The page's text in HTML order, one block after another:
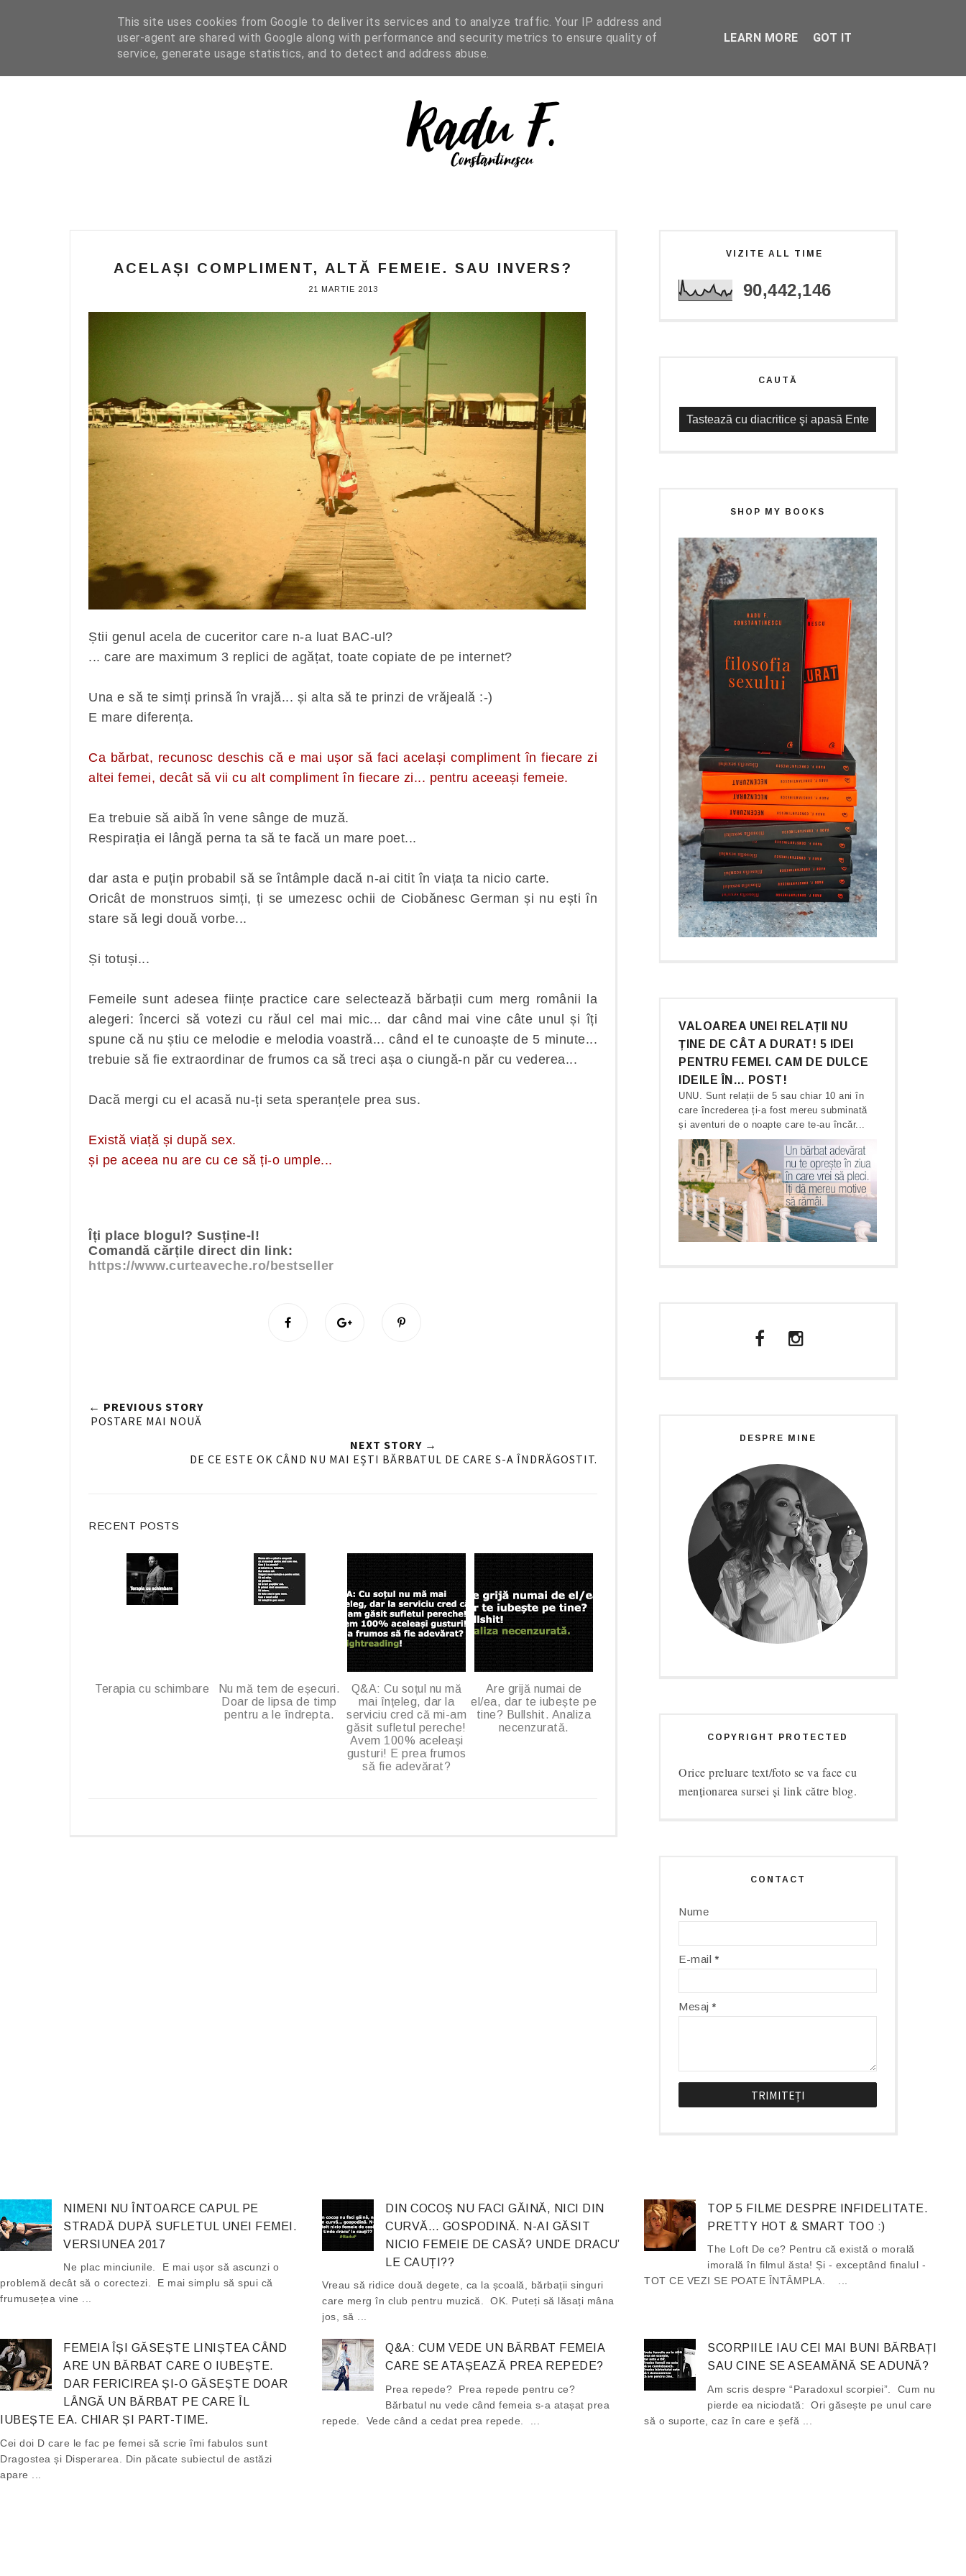
I WANT YOUR TEXT COFFEE READING NIGHT READING ENGLISH SHOP
ACELAȘI COMPLIMENT, ALTĂ FEMEIE. SAU INVERS?
21 MARTIE 2013
Știi genul acela de cuceritor care n-a luat BAC-ul?
... care are maximum 3 replici de agățat, toate copiate de pe internet?
Una e să te simți prinsă în vrajă... și alta să te prinzi de vrăjeală :-)
E mare diferența.
Ca bărbat, recunosc deschis că e mai ușor să faci același compliment în fiecare zi
altei femei, decât să vii cu alt compliment în fiecare zi... pentru aceeași femeie.
Ea trebuie să aibă în vene sânge de muză.
Respirația ei lângă perna ta să te facă un mare poet...
dar asta e puțin probabil să se întâmple dacă n-ai citit în viața ta nicio carte.
Oricât de monstruos simți, ți se umezesc ochii de Ciobănesc German și nu ești în
stare să legi două vorbe...
Și totuși...
Femeile sunt adesea ființe practice care selectează bărbații cum merg românii la
alegeri: încerci să votezi cu răul cel mai mic... dar când mai vine câte unul și îți
spune că nu știu ce melodie e melodia voastră... când el te cunoaște de 5 minute...
trebuie să fie extraordinar de frumos ca să treci așa o ciungă-n păr cu vederea...
Dacă mergi cu el acasă nu-ți seta speranțele prea sus.
Există viață și după sex.
și pe aceea nu are cu ce să ți-o umple...
Îți place blogul? Susține-l!
Comandă cărțile direct din link:
https://www.curteaveche.ro/bestseller
a
o
s
← PREVIOUS STORY
POSTARE MAI NOUĂ
NEXT STORY →
DE CE ESTE OK CÂND NU MAI EȘTI BĂRBATUL DE CARE S-A ÎNDRĂGOSTIT.
RECENT POSTS
Terapia cu schimbare
Nu mă tem de eșecuri.
Doar de lipsa de timp
pentru a le îndrepta.
Q&A: Cu soțul nu mă
mai înțeleg, dar la
serviciu cred că mi-am
găsit sufletul pereche!
Avem 100% aceleași
gusturi! E prea frumos
să fie adevărat?
Are grijă numai de
el/ea, dar te iubește pe
tine? Bullshit. Analiza
necenzurată.
VIZITE ALL TIME
90,442,146
CAUTĂ
SHOP MY BOOKS
VALOAREA UNEI RELAȚII NU
ȚINE DE CÂT A DURAT! 5 IDEI
PENTRU FEMEI. CAM DE DULCE
IDEILE ÎN… POST!
UNU. Sunt relații de 5 sau chiar 10 ani în
care încrederea ți-a fost mereu subminată
și aventuri de o noapte care te-au încăr...
DESPRE MINE
COPYRIGHT PROTECTED
Orice preluare text/foto se va face cu
menționarea sursei și link către blog.
CONTACT
Nume
E-mail*
Mesaj*
NIMENI NU ÎNTOARCE CAPUL PE
STRADĂ DUPĂ SUFLETUL UNEI FEMEI.
VERSIUNEA 2017
Ne plac minciunile. E mai ușor să ascunzi o
problemă decât să o corectezi. E mai simplu să spui că
frumusețea vine ...
DIN COCOȘ NU FACI GĂINĂ, NICI DIN
CURVĂ… GOSPODINĂ. N-AI GĂSIT
NICIO FEMEIE DE CASĂ? UNDE DRACU’
LE CAUȚI??
Vreau să ridice două degete, ca la școală, bărbații singuri
care merg în club pentru muzică. OK. Puteți să lăsați mâna
jos, să ...
TOP 5 FILME DESPRE INFIDELITATE.
PRETTY HOT & SMART TOO :)
The Loft De ce? Pentru că există o morală
imorală în filmul ăsta! Și - exceptând finalul -
TOT CE VEZI SE POATE ÎNTÂMPLA. ...
FEMEIA ÎȘI GĂSEȘTE LINIȘTEA CÂND
ARE UN BĂRBAT CARE O IUBEȘTE.
DAR FERICIREA ȘI-O GĂSEȘTE DOAR
LÂNGĂ UN BĂRBAT PE CARE ÎL
IUBEȘTE EA. CHIAR ȘI PART-TIME.
Cei doi D care le fac pe femei să scrie îmi fabulos sunt
Dragostea și Disperarea. Din păcate subiectul de astăzi
apare ...
Q&A: CUM VEDE UN BĂRBAT FEMEIA
CARE SE ATAȘEAZĂ PREA REPEDE?
Prea repede? Prea repede pentru ce?
Bărbatul nu vede când femeia s-a atașat prea
repede. Vede când a cedat prea repede. ...
SCORPIILE IAU CEI MAI BUNI BĂRBAȚI
SAU CINE SE ASEAMĂNĂ SE ADUNĂ?
Am scris despre “Paradoxul scorpiei”. Cum nu
pierde ea niciodată: Ori găsește pe unul care
să o suporte, caz în care e șefă ...
This site uses cookies from Google to deliver its services and to analyze traffic. Your IP address and
user-agent are shared with Google along with performance and security metrics to ensure quality of
service, generate usage statistics, and to detect and address abuse.
LEARN MORE GOT IT